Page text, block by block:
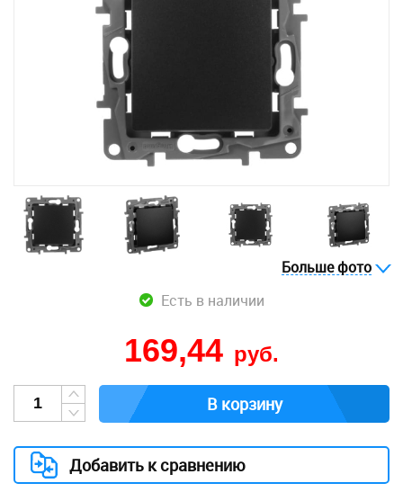
Больше фото
Есть в наличии
169,44 руб.
В корзину
Добавить к сравнению